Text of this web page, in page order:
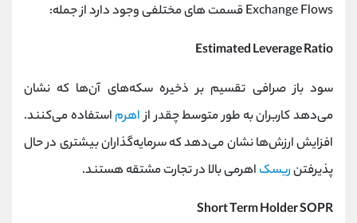
Exchange Flows قسمت های مختلفی وجود دارد از جمله:
Estimated Leverage Ratio
سود باز صرافی تقسیم بر ذخیره سکه‌های آن‌ها که نشان
می‌دهد کاربران به طور متوسط چقدر ازاهرم استفاده می‌کنند.
افزایش ارزش‌ها نشان می‌دهد که سرمایه‌گذاران بیشتری در حال
پذیرفتنریسک اهرمی بالا در تجارت مشتقه هستند.
Short Term Holder SOPR